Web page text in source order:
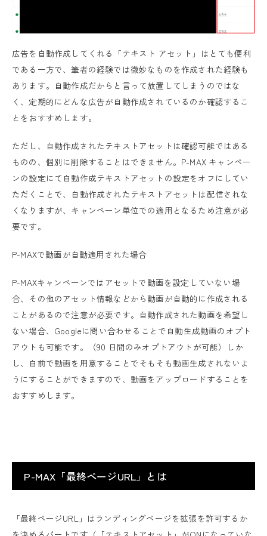
広告を自動作成してくれる「テキスト アセット」はとても便利
である一方で、筆者の経験では微妙なものを作成された経験も
あります。自動作成だからと言って放置してしまうのではな
く、定期的にどんな広告が自動作成されているのか確認するこ
とをおすすめします。
ただし、自動作成されたテキストアセットは確認可能ではある
ものの、個別に削除することはできません。P-MAX キャンペー
ンの設定にて自動作成テキストアセットの設定をオフにしてい
ただくことで、自動作成されたテキストアセットは配信されな
くなりますが、キャンペーン単位での適用となるため注意が必
要です。
P-MAXで動画が自動適用された場合
P-MAXキャンペーンではアセットで動画を設定していない場
合、その他のアセット情報などから動画が自動的に作成される
ことがあるので注意が必要です。自動作成された動画を希望し
ない場合、Googleに問い合わせることで自動生成動画のオプト
アウトも可能です。（90 日間のみオプトアウトが可能）しか
し、自前で動画を用意することでそもそも動画生成されないよ
うにすることができますので、動画をアップロードすることを
おすすめします。
P-MAX「最終ページURL」とは
「最終ページURL」はランディングページを拡張を許可するか